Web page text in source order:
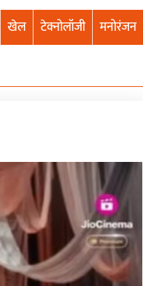
खेल टेक्नोलॉजी मनोरंजन